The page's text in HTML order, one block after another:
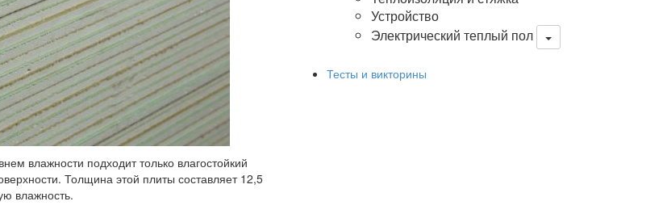
влажности подходит только влагостойкий
Толщина этой плиты составляет 12,5
влажность.
Устройство
Электрический теплый пол
Тесты и викторины